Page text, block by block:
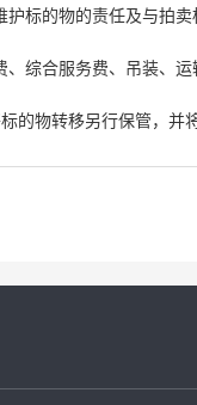
标的物的责任及与拍
综合服务费、吊装、
的物转移另行保管，并